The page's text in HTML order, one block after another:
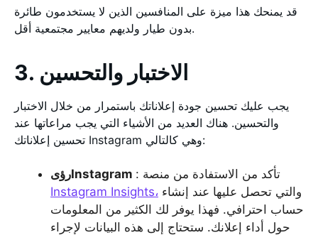
قد يمنحك هذا ميزة على المنافسين الذين لا يستخدمون طائرة
بدون طيار ولديهم معايير مجتمعية أقل.
3. الاختبار والتحسين
يجب عليك تحسين جودة إعلاناتك باستمرار من خلال الاختبار
والتحسين. هناك العديد من الأشياء التي يجب مراعاتها عند
تحسين إعلاناتك Instagram وهي كالتالي:
رؤىInstagram
: تأكد من الاستفادة من منصة
Instagram Insights،
حساب احترافي. فهذا يوفر لك الكثير من المعلومات
حول أداء إعلانك. ستحتاج إلى هذه البيانات لإجراء